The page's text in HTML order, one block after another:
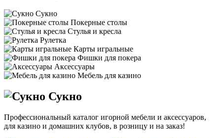
Сукно
Покерные столы
Стулья и кресла
Рулетка
Карты игральные
Фишки для покера
Аксессуары
Мебель для казино
Сукно
Профессиональный каталог игорной мебели и аксессуаров,
для казино и домашних клубов, в розницу и на заказ!